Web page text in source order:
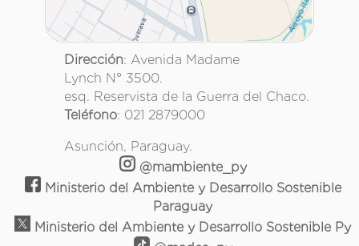
Dirección: Avenida Madame
Lynch N° 3500.
esq. Reservista de la Guerra del Chaco.
Teléfono: 021 2879000
Asunción, Paraguay.
@mambiente_py
Ministerio del Ambiente y Desarrollo Sostenible
Paraguay
Ministerio del Ambiente y Desarrollo Sostenible Py